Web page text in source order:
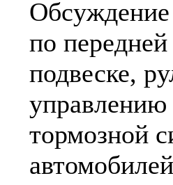
по
подвеске,
управлению
тормозной